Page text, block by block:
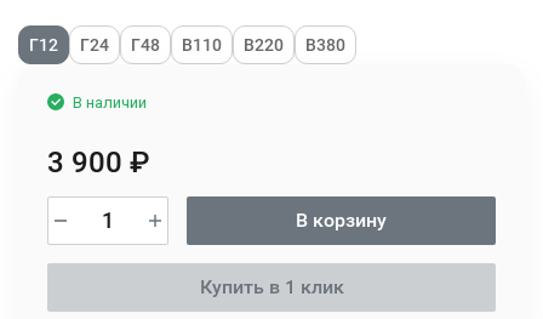
Г12 Г24 Г48 В110 В220 В380
В наличии
3 900 ₽
В корзину
Купить в 1 клик